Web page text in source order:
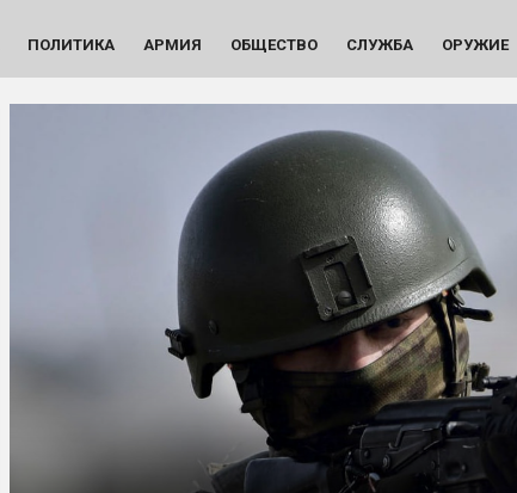
ПОЛИТИКА АРМИЯ ОБЩЕСТВО СЛУЖБА ОРУЖИЕ